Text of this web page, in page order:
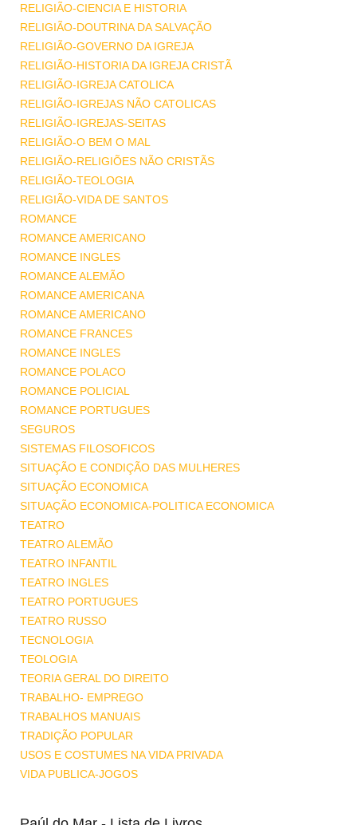
RELIGIÃO-CIENCIA E HISTORIA
RELIGIÃO-DOUTRINA DA SALVAÇÃO
RELIGIÃO-GOVERNO DA IGREJA
RELIGIÃO-HISTORIA DA IGREJA CRISTÃ
RELIGIÃO-IGREJA CATOLICA
RELIGIÃO-IGREJAS NÃO CATOLICAS
RELIGIÃO-IGREJAS-SEITAS
RELIGIÃO-O BEM O MAL
RELIGIÃO-RELIGIÕES NÃO CRISTÃS
RELIGIÃO-TEOLOGIA
RELIGIÃO-VIDA DE SANTOS
ROMANCE
ROMANCE AMERICANO
ROMANCE INGLES
ROMANCE ALEMÃO
ROMANCE AMERICANA
ROMANCE AMERICANO
ROMANCE FRANCES
ROMANCE INGLES
ROMANCE POLACO
ROMANCE POLICIAL
ROMANCE PORTUGUES
SEGUROS
SISTEMAS FILOSOFICOS
SITUAÇÃO E CONDIÇÃO DAS MULHERES
SITUAÇÃO ECONOMICA
SITUAÇÃO ECONOMICA-POLITICA ECONOMICA
TEATRO
TEATRO ALEMÃO
TEATRO INFANTIL
TEATRO INGLES
TEATRO PORTUGUES
TEATRO RUSSO
TECNOLOGIA
TEOLOGIA
TEORIA GERAL DO DIREITO
TRABALHO- EMPREGO
TRABALHOS MANUAIS
TRADIÇÃO POPULAR
USOS E COSTUMES NA VIDA PRIVADA
VIDA PUBLICA-JOGOS